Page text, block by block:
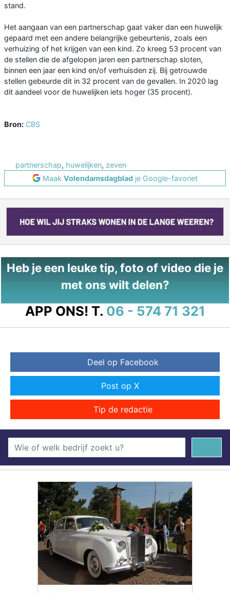
stand.
Het aangaan van een partnerschap gaat vaker dan een huwelijk
gepaard met een andere belangrijke gebeurtenis, zoals een
verhuizing of het krijgen van een kind. Zo kreeg 53 procent van
de stellen die de afgelopen jaren een partnerschap sloten,
binnen een jaar een kind en/of verhuisden zij. Bij getrouwde
stellen gebeurde dit in 32 procent van de gevallen. In 2020 lag
dit aandeel voor de huwelijken iets hoger (35 procent).
Bron: CBS
partnerschap, huwelijken, zeven
Maak Volendamsdagblad je Google-favoriet
Heb je een leuke tip, foto of video die je
met ons wilt delen?
APP ONS! T. 06 - 574 71 321
Deel op Facebook
Post op X
Tip de redactie